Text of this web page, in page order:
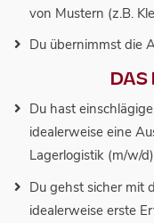
von Mustern (z.B.
Du übernimmst die
DAS
Du hast
idealerweise eine
Lagerlogistik (m/w/
Du gehst sicher mit
idealerweise erste